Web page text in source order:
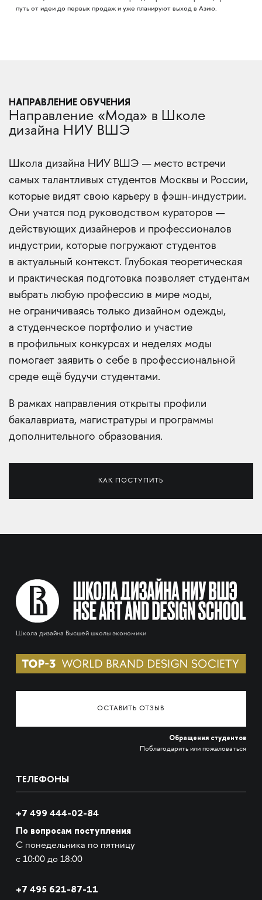
путь от идеи до первых продаж и уже планируют выход в Азию.
НАПРАВЛЕНИЕ ОБУЧЕНИЯ
Направление «Мода» в Школе
дизайна НИУ ВШЭ
Школа дизайна НИУ ВШЭ — место встречи
самых талантливых студентов Москвы и России,
которые видят свою карьеру в фэшн-индустрии.
Они учатся под руководством кураторов —
действующих дизайнеров и профессионалов
индустрии, которые погружают студентов
в актуальный контекст. Глубокая теоретическая
и практическая подготовка позволяет студентам
выбрать любую профессию в мире моды,
не ограничиваясь только дизайном одежды,
а студенческое портфолио и участие
в профильных конкурсах и неделях моды
помогает заявить о себе в профессиональной
среде ещё будучи студентами.
В рамках направления открыты профили
бакалавриата, магистратуры и программы
дополнительного образования.
КАК ПОСТУПИТЬ
Школа дизайна Высшей школы экономики
ОСТАВИТЬ ОТЗЫВ
Обращения студентов
Поблагодарить или пожаловаться
ТЕЛЕФОНЫ
+7 499 444-02-84
По вопросам поступления
С понедельника по пятницу
с 10:00 до 18:00
+7 495 621-87-11